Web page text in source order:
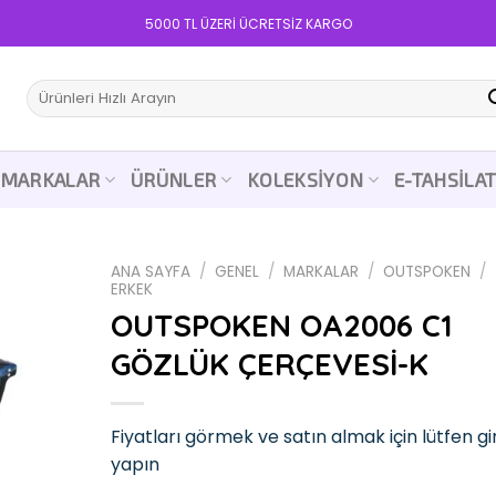
5000 TL ÜZERİ ÜCRETSİZ KARGO
Ara:
MARKALAR ÜRÜNLER KOLEKSIYON E-TAHSILAT
Add to
wishlist
ANA SAYFA / GENEL / MARKALAR / OUTSPOKEN /
ERKEK
OUTSPOKEN OA2006 C1
GÖZLÜK ÇERÇEVESİ-K
Fiyatları görmek ve satın almak için lütfen
yapın